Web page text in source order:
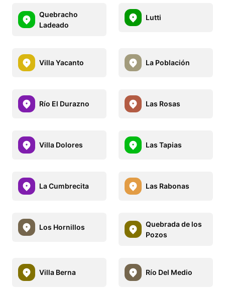
Quebracho
Ladeado
Lutti
Villa Yacanto La Población
Río El Durazno Las Rosas
Villa Dolores Las Tapias
La Cumbrecita Las Rabonas
Los Hornillos
Quebrada de los
Pozos
Villa Berna Río Del Medio